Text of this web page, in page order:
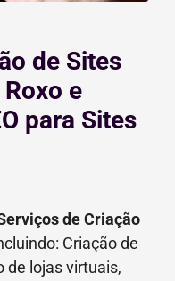
de Sites
e
para Sites
de Criação
Criação de
de lojas virtuais,